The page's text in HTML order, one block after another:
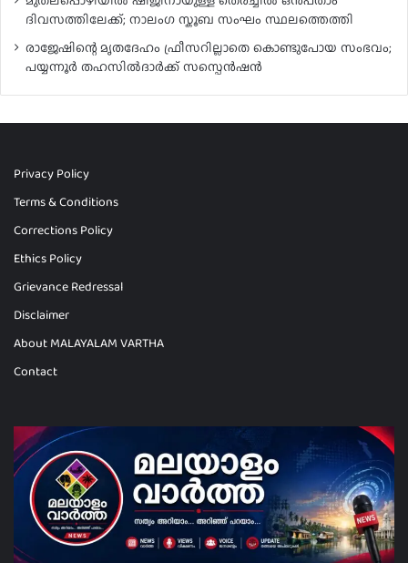
ദിവസത്തിലേക്ക്; നാലംഗ സ്കൂബ സംഘം സ്ഥലത്തെത്തി
രാജേഷിന്റെ മൃതദേഹം ഫ്രീസറില്ലാതെ കൊണ്ടുപോയ സംഭവം;
പയ്യന്നൂർ തഹസിൽദാർക്ക് സസ്പെൻഷൻ
Privacy Policy
Terms & Conditions
Corrections Policy
Ethics Policy
Grievance Redressal
Disclaimer
About MALAYALAM VARTHA
Contact